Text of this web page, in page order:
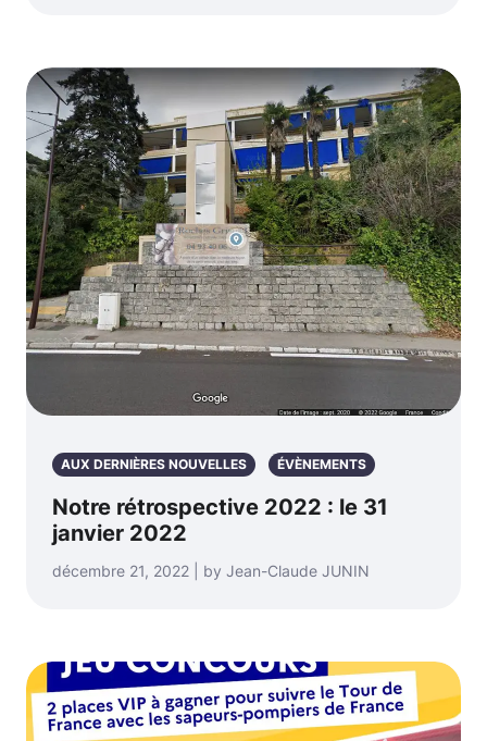
AUX DERNIÈRES NOUVELLES ÉVÈNEMENTS
Notre rétrospective 2022 : le 31
janvier 2022
décembre 21, 2022 | by Jean-Claude JUNIN